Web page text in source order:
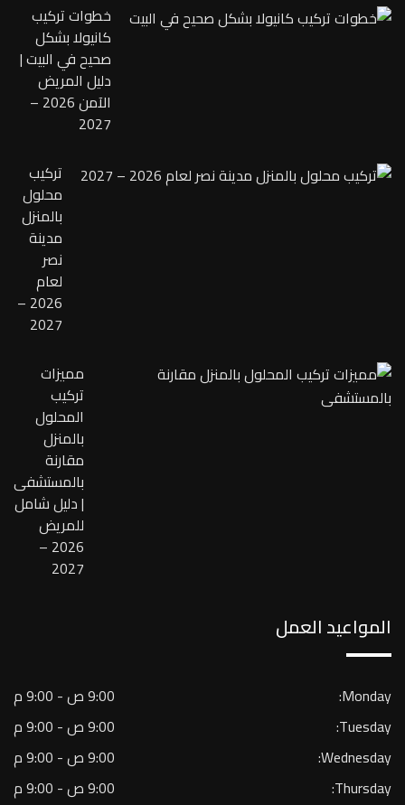
خطوات تركيب
كانيولا بشكل
صحيح في البيت |
دليل المريض
الآمن 2026 –
2027
تركيب
محلول
بالمنزل
مدينة
نصر
لعام
2026 –
2027
مميزات
تركيب
المحلول
بالمنزل
مقارنة
بالمستشفى
| دليل شامل
للمريض
2026 –
2027
المواعيد العمل
Monday:
9:00 ص - 9:00 م
Tuesday:
9:00 ص - 9:00 م
Wednesday:
9:00 ص - 9:00 م
Thursday:
9:00 ص - 9:00 م